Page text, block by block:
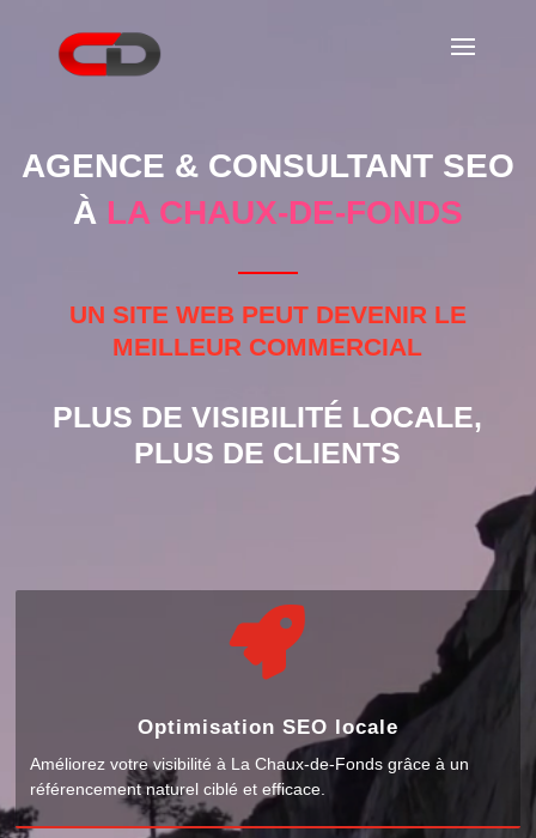
AGENCE & CONSULTANT SEO
À LA CHAUX-DE-FONDS
UN SITE WEB PEUT DEVENIR LE
MEILLEUR COMMERCIAL
PLUS DE VISIBILITÉ LOCALE,
PLUS DE CLIENTS

Optimisation SEO locale
Améliorez votre visibilité à La Chaux-de-Fonds grâce à un
référencement naturel ciblé et efficace.